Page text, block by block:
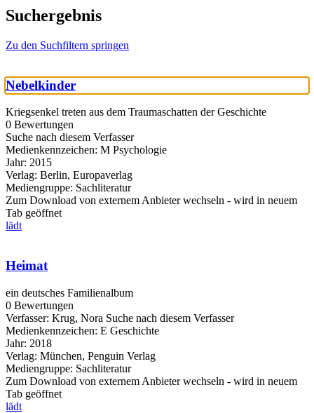
Suchergebnis
Zu den Suchfiltern springen
Nebelkinder
Kriegsenkel treten aus dem Traumaschatten der Geschichte
0 Bewertungen
Suche nach diesem Verfasser
Medienkennzeichen: M Psychologie
Jahr: 2015
Verlag: Berlin, Europaverlag
Mediengruppe: Sachliteratur
Zum Download von externem Anbieter wechseln - wird in neuem
Tab geöffnet
lädt
Heimat
ein deutsches Familienalbum
0 Bewertungen
Verfasser: Krug, Nora Suche nach diesem Verfasser
Medienkennzeichen: E Geschichte
Jahr: 2018
Verlag: München, Penguin Verlag
Mediengruppe: Sachliteratur
Zum Download von externem Anbieter wechseln - wird in neuem
Tab geöffnet
lädt